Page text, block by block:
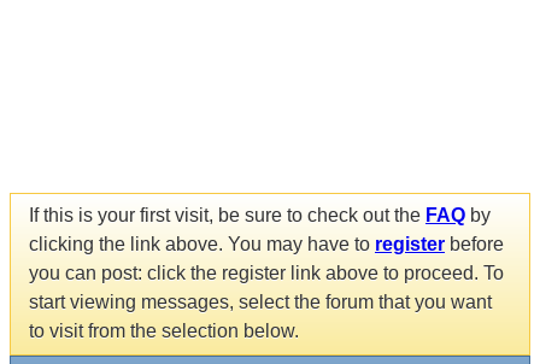
If this is your first visit, be sure to check out the FAQ by
clicking the link above. You may have to register before
you can post: click the register link above to proceed. To
start viewing messages, select the forum that you want
to visit from the selection below.